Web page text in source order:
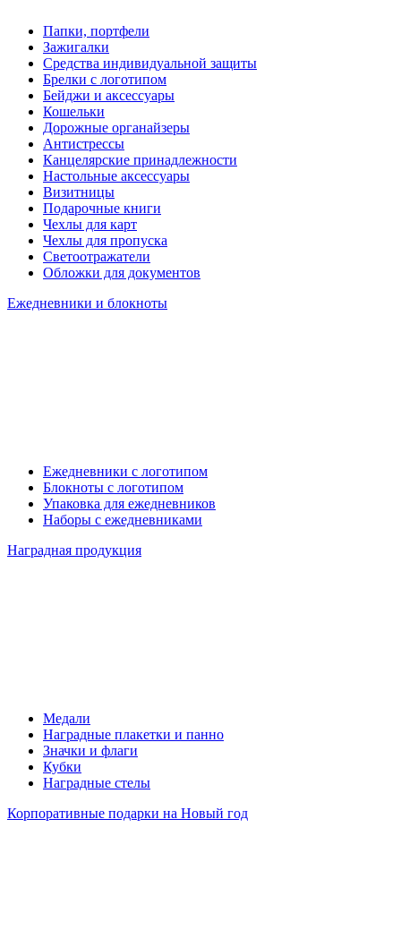
Папки, портфели
Зажигалки
Средства индивидуальной защиты
Брелки с логотипом
Бейджи и аксессуары
Кошельки
Дорожные органайзеры
Антистрессы
Канцелярские принадлежности
Настольные аксессуары
Визитницы
Подарочные книги
Чехлы для карт
Чехлы для пропуска
Светоотражатели
Обложки для документов
Ежедневники и блокноты
Ежедневники с логотипом
Блокноты с логотипом
Упаковка для ежедневников
Наборы с ежедневниками
Наградная продукция
Медали
Наградные плакетки и панно
Значки и флаги
Кубки
Наградные стелы
Корпоративные подарки на Новый год